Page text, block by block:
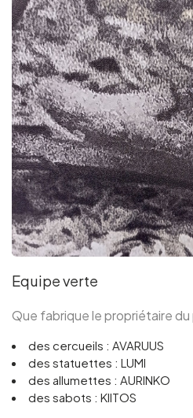
Equipe verte
Que fabrique le propriétaire du
des cercueils : AVARUUS
des statuettes : LUMI
des allumettes : AURINKO
des sabots : KIITOS